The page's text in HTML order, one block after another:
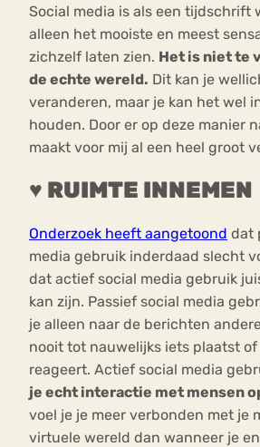
Social media is als een tijdschrift
alleen het mooiste en meest
zichzelf laten zien. Het is niet te
de echte wereld. Dit kan je
veranderen, maar je kan het wel
houden. Door er op deze manier
maakt voor mij al een heel groot
♥ RUIMTE INNEMEN
Onderzoek heeft aangetoond dat
media gebruik inderdaad slecht
dat actief social media gebruik
kan zijn. Passief social media
je alleen naar de berichten
nooit tot nauwelijks iets plaatst of
reageert. Actief social media
je echt interactie met mensen
voel je je meer verbonden met je
virtuele wereld dan wanneer je